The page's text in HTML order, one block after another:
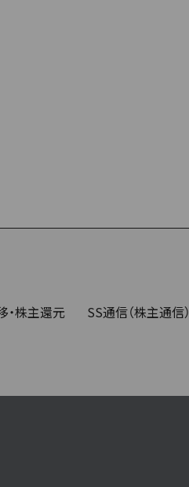
・株主還元 SS通信（株主通信）